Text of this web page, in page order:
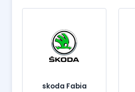
skoda Fabia